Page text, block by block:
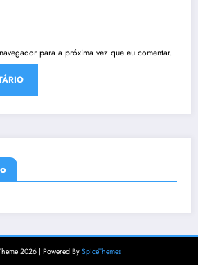
para a próxima vez que eu comentar.
2026 | Powered By SpiceThemes